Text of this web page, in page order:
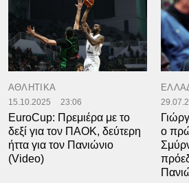
ΑΘΛΗΤΙΚΑ
15.10.2025 23:06
EuroCup: Πρεμιέρα με το
δεξί για τον ΠΑΟΚ, δεύτερη
ήττα για τον Πανιώνιο
(Video)
ο